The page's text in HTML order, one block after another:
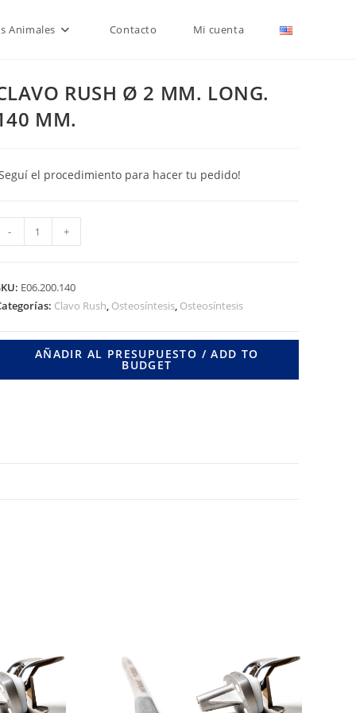
Animales Contacto Mi cuenta
RUSH Ø 2 MM. LONG.
MM.
el procedimiento para hacer tu pedido!
- +
E06.200.140
Clavo Rush, Osteosíntesis, Osteosíntesis
AÑADIR AL PRESUPUESTO / ADD TO
BUDGET